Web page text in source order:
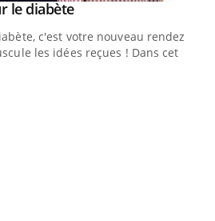
le diabèteYoutube
c'est votre nouveau rendez-
les idées reçues ! Dans cet